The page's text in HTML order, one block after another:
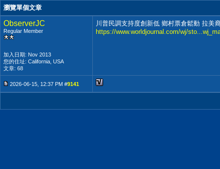
瀏覽單個文章
ObserverJC
Regular Member
加入日期: Nov 2013
您的住址: California, USA
文章: 68
川普民調支持度創新低 鄉村票倉鬆動 拉美
https://www.worldjournal.com/wj/
2026-06-15, 12:37 PM #9141